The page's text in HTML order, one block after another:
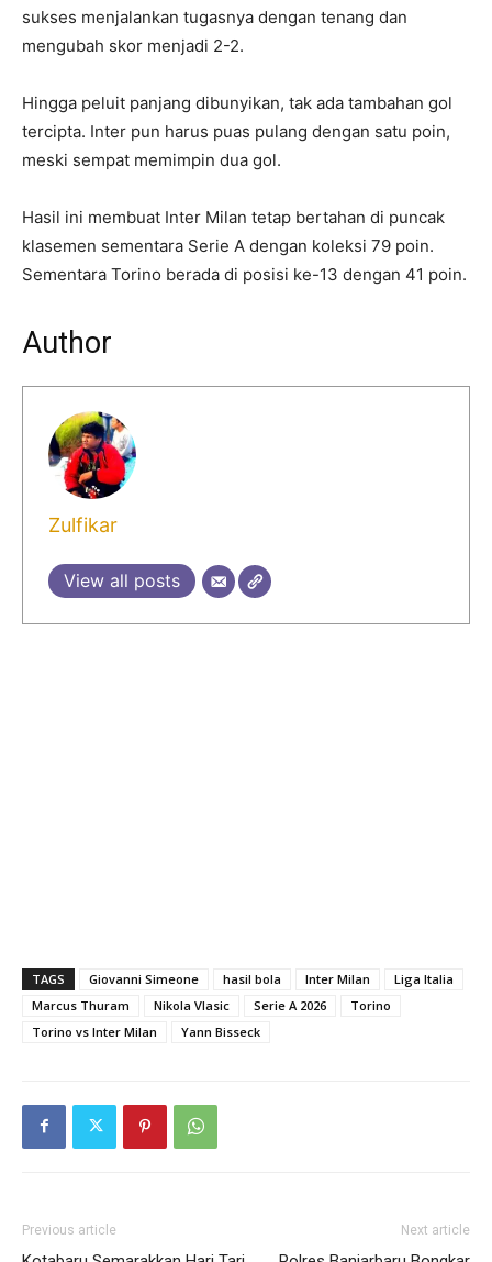
sukses menjalankan tugasnya dengan tenang dan
mengubah skor menjadi 2-2.
Hingga peluit panjang dibunyikan, tak ada tambahan gol
tercipta. Inter pun harus puas pulang dengan satu poin,
meski sempat memimpin dua gol.
Hasil ini membuat Inter Milan tetap bertahan di puncak
klasemen sementara Serie A dengan koleksi 79 poin.
Sementara Torino berada di posisi ke-13 dengan 41 poin.
Author
Zulfikar
View all posts
TAGS Giovanni Simeone hasil bola Inter Milan
Liga Italia
Marcus Thuram
Nikola Vlasic Serie A 2026
Torino
Torino vs Inter Milan
Yann Bisseck
Previous article Next article